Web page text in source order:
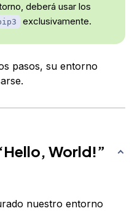
deberá usar los
exclusivamente.
pasos, su entorno
World!”
nuestro entorno